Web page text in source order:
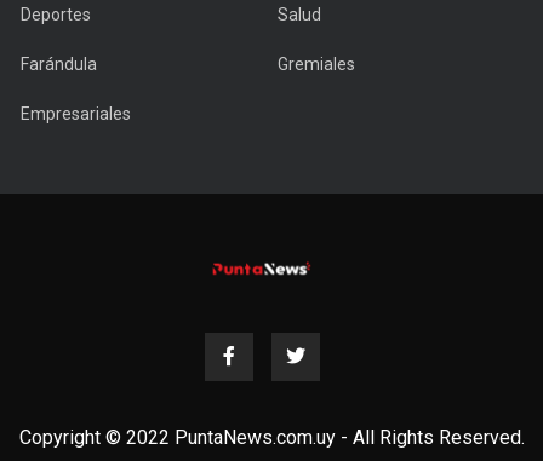
Deportes Salud
Farándula Gremiales
Empresariales
Copyright © 2022 PuntaNews.com.uy - All Rights Reserved.